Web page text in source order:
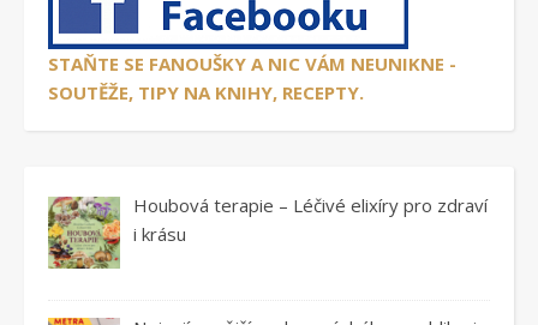
STAŇTE SE FANOUŠKY A NIC VÁM NEUNIKNE -
SOUTĚŽE, TIPY NA KNIHY, RECEPTY.
Houbová terapie – Léčivé elixíry pro zdraví
i krásu